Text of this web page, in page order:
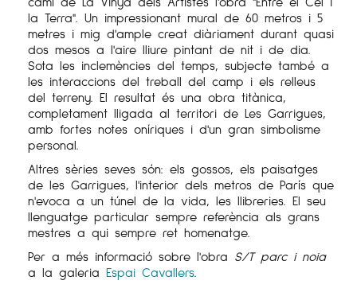
la Terra". Un impressionant mural de 60 metros i 5
metres i mig d'ample creat diàriament durant quasi
dos mesos a l'aire lliure pintant de nit i de dia.
Sota les inclemències del temps, subjecte també a
les interaccions del treball del camp i els relleus
del terreny. El resultat és una obra titànica,
completament lligada al territori de Les Garrigues,
amb fortes notes oníriques i d'un gran simbolisme
personal.
Altres sèries seves són: els gossos, els paisatges
de les Garrigues, l'interior dels metros de París que
n'evoca a un túnel de la vida, les llibreries. El seu
llenguatge particular sempre referència als grans
mestres a qui sempre ret homenatge.
Per a més informació sobre l'obra S/T parc i noia
a la galeria Espai Cavallers.